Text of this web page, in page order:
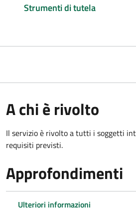
Strumenti di tutela
A chi è rivolto
Il servizio è rivolto a tutti i soggetti
requisiti previsti.
Approfondimenti
Ulteriori informazioni